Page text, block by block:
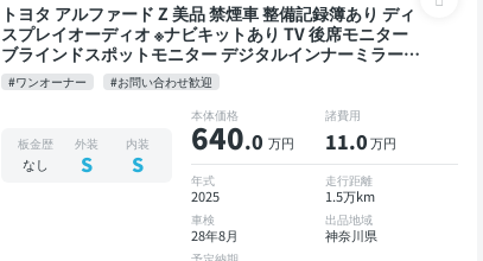
トヨタ アルファード Z 美品 禁煙車 整備記録簿あり ディ
スプレイオーディオ ※ナビキットあり TV 後席モニター
ブラインドスポットモニター デジタルインナーミラー
オートクルーズ 3列シート スマートキー ETC サンルー
フ 電動バックドア バックモニター 全方位カメラ 衝突軽
減 両側電動スライドドア 7人乗り
#ワンオーナー #お問い合わせ歓迎
板金歴
なし
外装
S
内装
S
本体価格
640.0 万円
諸費用
11.0万円
年式
2025
走行距離
1.5万km
車検
28年8月
出品地域
神奈川県